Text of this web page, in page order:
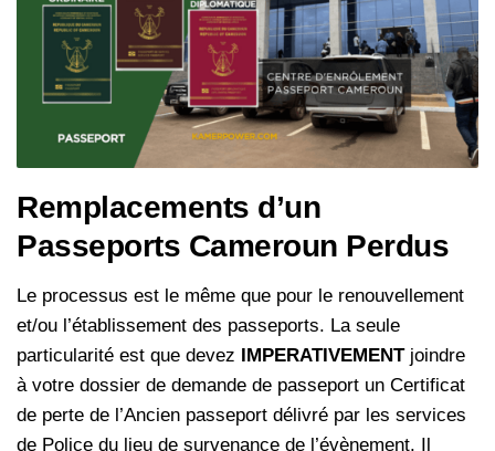
Remplacements d’un
Passeports Cameroun Perdus
Le processus est le même que pour le renouvellement
et/ou l’établissement des passeports. La seule
particularité est que devez IMPERATIVEMENTjoindre
à votre dossier de demande de passeport un Certificat
de perte de l’Ancien passeport délivré par les services
de Police du lieu de survenance de l’évènement. Il